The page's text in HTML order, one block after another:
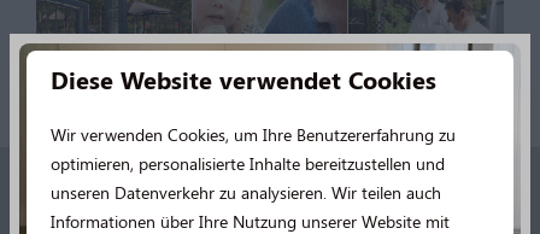
Bezahlen Sie sicher
Diese Website verwendet Cookies
Wir verwenden Cookies, um Ihre Benutzererfahrung zu
optimieren, personalisierte Inhalte bereitzustellen und
unseren Datenverkehr zu analysieren. Wir teilen auch
Informationen über Ihre Nutzung unserer Website mit